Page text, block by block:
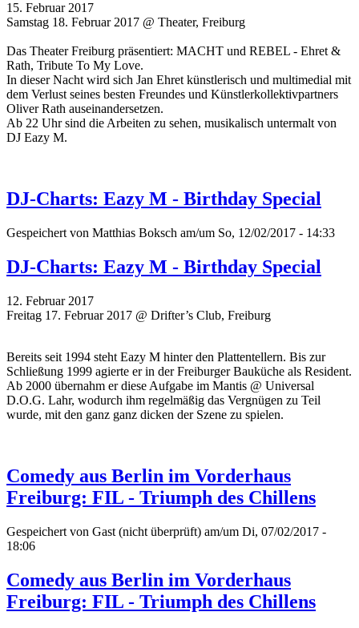
15. Februar 2017
Samstag 18. Februar 2017 @ Theater, Freiburg
Das Theater Freiburg präsentiert: MACHT und REBEL - Ehret &
Rath, Tribute To My Love.
In dieser Nacht wird sich Jan Ehret künstlerisch und multimedial mit
dem Verlust seines besten Freundes und Künstlerkollektivpartners
Oliver Rath auseinandersetzen.
Ab 22 Uhr sind die Arbeiten zu sehen, musikalisch untermalt von
DJ Eazy M.
DJ-Charts: Eazy M - Birthday Special
Gespeichert von Matthias Boksch am/um So, 12/02/2017 - 14:33
DJ-Charts: Eazy M - Birthday Special
12. Februar 2017
Freitag 17. Februar 2017 @ Drifter’s Club, Freiburg
Bereits seit 1994 steht Eazy M hinter den Plattentellern. Bis zur
Schließung 1999 agierte er in der Freiburger Bauküche als Resident.
Ab 2000 übernahm er diese Aufgabe im Mantis @ Universal
D.O.G. Lahr, wodurch ihm regelmäßig das Vergnügen zu Teil
wurde, mit den ganz ganz dicken der Szene zu spielen.
Comedy aus Berlin im Vorderhaus
Freiburg: FIL - Triumph des Chillens
Gespeichert von Gast (nicht überprüft) am/um Di, 07/02/2017 -
18:06
Comedy aus Berlin im Vorderhaus
Freiburg: FIL - Triumph des Chillens